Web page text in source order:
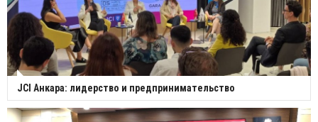
JCI Анкара: лидерство и предпринимательство